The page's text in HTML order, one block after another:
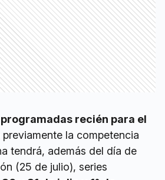
recién para el
previamente la competencia
tendrá, además del día de
(25 de julio), series